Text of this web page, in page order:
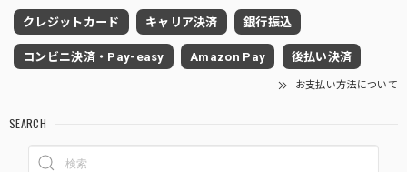
クレジットカード キャリア決済 銀行振込
コンビニ決済・Pay-easy Amazon Pay 後払い決済
お支払い方法について
SEARCH